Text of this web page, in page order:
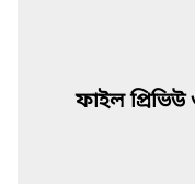
ফাইল প্রিভিউ